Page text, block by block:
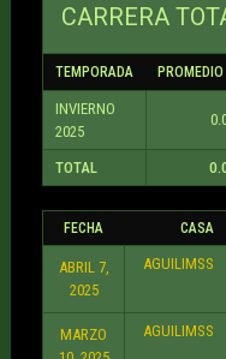
CARRERA
TEMPORADA
INVIERNO
2025
TOTAL
FECHA CASA
ABRIL 7,
2025
AGUILIMSS
MARZO
AGUILIMSS